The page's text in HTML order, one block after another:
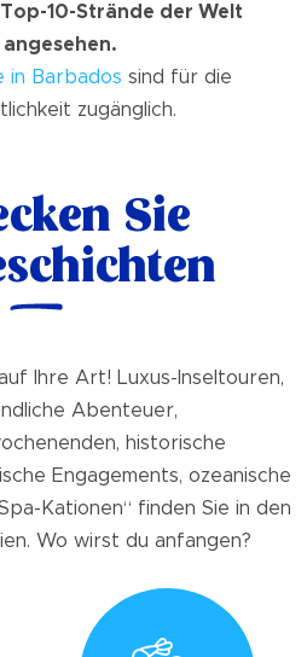
Top-10-Strände der Welt
angesehen.
in Barbados sind für die
zugänglich.
Sie
Ihre Art! Luxus-Inseltouren,
Abenteuer,
historische
Engagements, ozeanische
Kationen“ finden Sie in den
Wo wirst du anfangen?